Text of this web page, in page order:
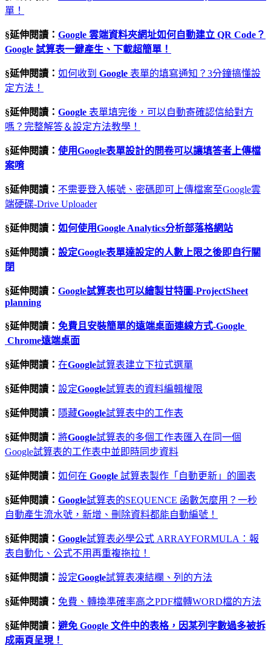
單！
§延伸閱讀： Google 雲端資料夾網址如何自動建立 QR Code？
Google 試算表一鍵產生、下載超簡單！
§延伸閱讀： 如何收到 Google 表單的填寫通知？3分鐘搞懂設
定方法！
§延伸閱讀： Google 表單填完後，可以自動寄確認信給對方
嗎？完整解答＆設定方法教學！
§延伸閱讀： 使用Google表單設計的問卷可以讓填答者上傳檔
案唷
§延伸閱讀： 不需要登入帳號、密碼即可上傳檔案至Google雲
端硬碟-Drive Uploader
§延伸閱讀： 如何使用Google Analytics分析部落格網站
§延伸閱讀： 設定Google表單達設定的人數上限之後即自行關
閉
§延伸閱讀： Google試算表也可以繪製甘特圖-ProjectSheet
planning
§延伸閱讀： 免費且安裝簡單的遠端桌面連線方式-Google
Chrome遠端桌面
§延伸閱讀： 在Google試算表建立下拉式選單
§延伸閱讀： 設定Google試算表的資料編輯權限
§延伸閱讀： 隱藏Google試算表中的工作表
§延伸閱讀： 將Google試算表的多個工作表匯入在同一個
Google試算表的工作表中並即時同步資料
§延伸閱讀： 如何在 Google 試算表製作「自動更新」的圖表
§延伸閱讀： Google試算表的SEQUENCE 函數怎麼用？一秒
自動產生流水號，新增、刪除資料都能自動編號！
§延伸閱讀： Google試算表必學公式 ARRAYFORMULA：報
表自動化、公式不用再重複拖拉！
§延伸閱讀： 設定Google試算表凍結欄、列的方法
§延伸閱讀： 免費、轉換準確率高之PDF檔轉WORD檔的方法
§延伸閱讀： 避免 Google 文件中的表格，因某列字數過多被拆
成兩頁呈現！